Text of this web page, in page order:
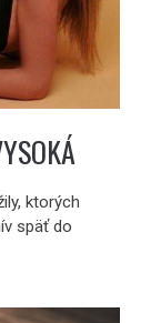
ktorých
späť do